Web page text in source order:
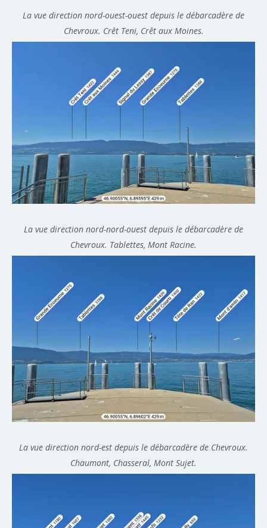
La vue direction nord-ouest-ouest depuis le débarcadère de
Chevroux. Crêt Teni, Crêt aux Moines.
La vue direction nord-nord-ouest depuis le débarcadère de
Chevroux. Tablettes, Mont Racine.
La vue direction nord-est depuis le débarcadère de Chevroux.
Chaumont, Chasseral, Mont Sujet.